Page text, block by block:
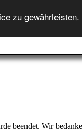
zu
Auktion
beendet. Wir